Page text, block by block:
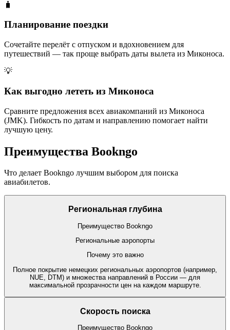
🧳
Планирование поездки
Сочетайте перелёт с отпуском и вдохновением для
путешествий — так проще выбрать даты вылета из Миконоса.
💡
Как выгодно лететь из Миконоса
Сравните предложения всех авиакомпаний из Миконоса
(JMK). Гибкость по датам и направлению помогает найти
лучшую цену.
Преимущества Bookngo
Что делает Bookngo лучшим выбором для поиска
авиабилетов.
Региональная глубина
Преимущество Bookngo
Региональные аэропорты
Почему это важно
Полное покрытие немецких региональных аэропортов (например,
NUE, DTM) и множества направлений в России — для
максимальной прозрачности цен на каждом маршруте.
Скорость поиска
Преимущество Bookngo